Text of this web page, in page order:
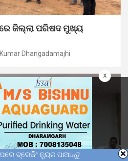
x
ଜିଲ୍ଲା ପରିଷଦ ମୁଖ୍ୟ
Dhangadamajhi
ବ୍ରେକିଂ ନ୍ୟୁଜ ପାଆନ୍ତୁ